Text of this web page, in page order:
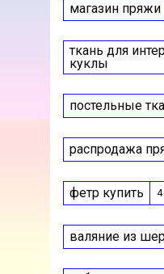
магазин пряжи
ткань для
куклы
постельные
распродажа
фетр купить 4
валяние из